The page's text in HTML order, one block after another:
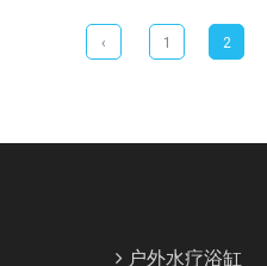
‹ 1 2
户外水疗浴缸